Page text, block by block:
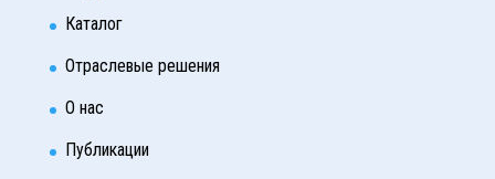
Каталог
Отраслевые решения
О нас
Публикации